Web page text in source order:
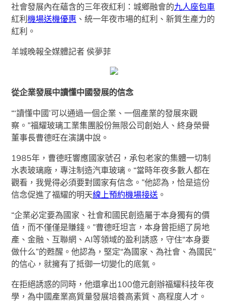
社會發展內在蘊含的三年夜紅利：城鄉融會的九人座包車
紅利機場送機優惠 、統一年夜市場的紅利、新質生產力的
紅利。
羊城晚報全媒體記者 侯夢菲
從企業發展中讀懂中國發展的信念
“‘讀懂中國’可以通過一個企業、一個產業的發展來觀
察。”福耀玻璃工業集團股份無限公司創始人、終身榮譽
董事長曹德旺在演講中說。
1985年，曹德旺響應國家號召，承包老家的集體一切制
水表玻璃廠，專注制造汽車玻璃。“當時年夜多數人都在
觀看，我覺得必須要對國家有信念。”他認為，恰是這份
信念促進了福耀的明天線上預約機場接送 。
“企業必定要為國家、社會和國民創造屬于本身獨有的價
值，而不僅僅是賺錢。”曹德旺坦言，本身曾拒絕了房地
產、金融、互聯網、AI等領域的盈利誘惑，守住“本身要
做什么”的甦醒。他認為，堅定“為國家、為社會、為國民”
的信心，就擁有了抵御一切變化的底氣。
在拒絕誘惑的同時，他還拿出100億元創辦福耀科技年夜
學，為中國產業高質量發展培養高素質、高程度人才。